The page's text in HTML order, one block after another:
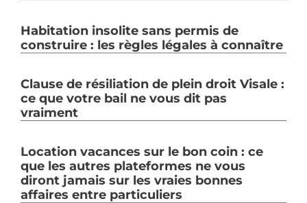
Habitation insolite sans permis de
construire : les règles légales à connaître
Clause de résiliation de plein droit Visale :
ce que votre bail ne vous dit pas
vraiment
Location vacances sur le bon coin : ce
que les autres plateformes ne vous
diront jamais sur les vraies bonnes
affaires entre particuliers